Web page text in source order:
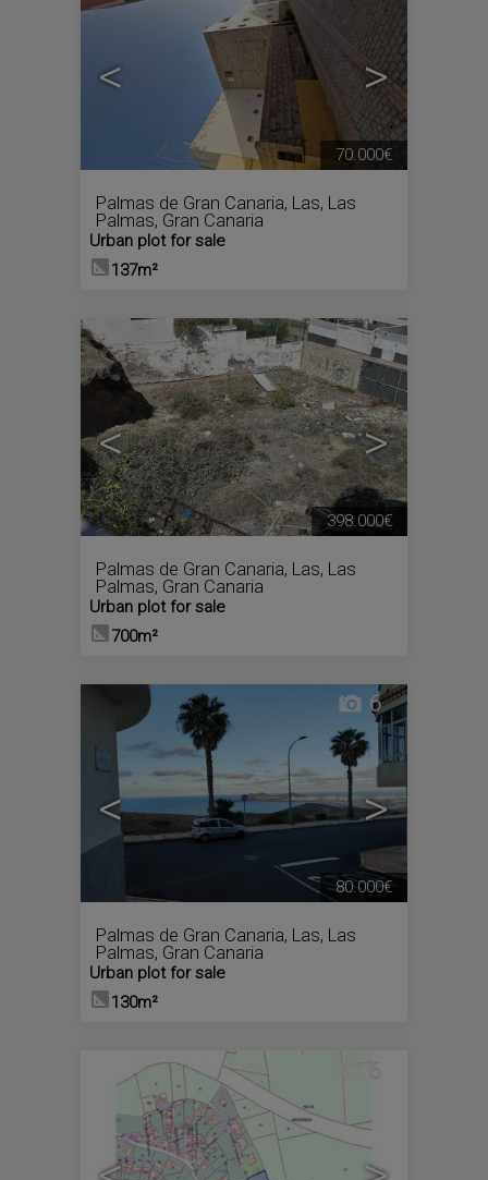
< >
Palmas de Gran Canaria, Las, Las
Palmas, Gran Canaria
Urban plot for sale
137m²
70.000€
< >
6
Palmas de Gran Canaria, Las, Las
Palmas, Gran Canaria
Urban plot for sale
700m²
398.000€
< >
6
Palmas de Gran Canaria, Las, Las
Palmas, Gran Canaria
Urban plot for sale
130m²
80.000€
6